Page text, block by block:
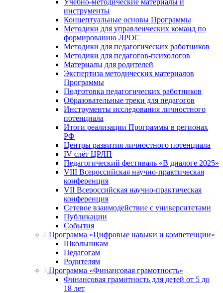
Учебно-методические материалы и
инструменты
Концептуальные основы Программы
Методики для управленческих команд по
формированию ЛРОС
Методики для педагогических работников
Методики для педагогов-психологов
Материалы для родителей
Экспертиза методических материалов
Программы
Подготовка педагогических работников
Образовательные треки для педагогов
Инструменты исследования личностного
потенциала
Итоги реализации Программы в регионах
РФ
Центры развития личностного потенциала
IV слёт ЦРЛП
Педагогический фестиваль «В диалоге 2025»
VIII Всероссийская научно-практическая
конференция
VII Всероссийская научно-практическая
конференция
Сетевое взаимодействие с университетами
Публикации
События
Программа «Цифровые навыки и компетенции»
Школьникам
Педагогам
Родителям
Программа «Финансовая грамотность»
Финансовая грамотность для детей от 5 до
18 лет